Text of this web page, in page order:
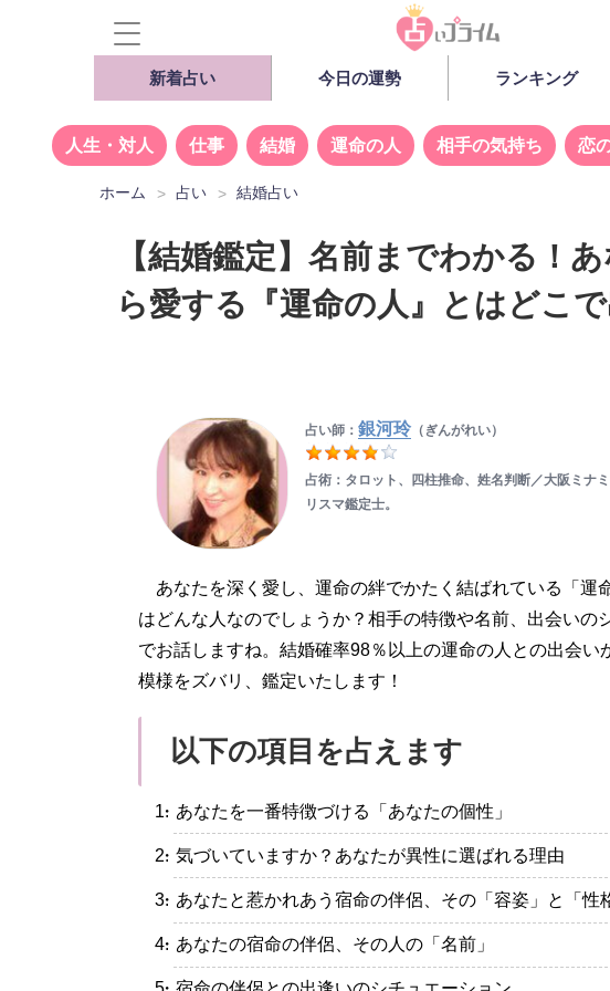
新着占い 今日の運勢 ランキング
人生・対人 仕事 結婚 運命の人 相手の気持ち 恋
ホーム 占い 結婚占い
【結婚鑑定】名前までわかる！
ら愛する『運命の人』とはどこ
占い師： 銀河玲（ぎんがれい）
占術：タロット、四柱推命、姓名判断／大阪ミナ
リスマ鑑定士。
あなたを深く愛し、運命の絆でかたく結ばれている「運
はどんな人なのでしょうか？相手の特徴や名前、出会いの
でお話しますね。結婚確率98％以上の運命の人との出会い
模様をズバリ、鑑定いたします！
以下の項目を占えます
・あなたを一番特徴づける「あなたの個性」
・気づいていますか？あなたが異性に選ばれる理由
・あなたと惹かれあう宿命の伴侶、その「容姿」と「性
・あなたの宿命の伴侶、その人の「名前」